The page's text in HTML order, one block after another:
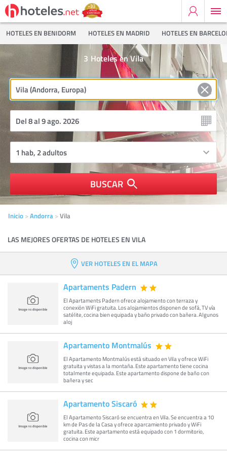
HOTELES EN BENIDORM HOTELES EN MADRID HOTELES EN
Hoteles en Vila
3
BUSCAR
Inicio Andorra Vila
LAS MEJORES OFERTAS DE HOTELES EN VILA
VER HOTELES EN EL MAPA
Apartaments Padern
El Apartaments Padern ofrece alojamiento con terraza y
conexión WiFi gratuita. Los alojamientos disponen de sofá, TV vía
satélite, cocina bien equipada y baño privado con bañera. Algunos
aloj
Apartamento Montmalús
El Apartamento Montmalús está situado en Vila y ofrece WiFi
gratuita y vistas a la montaña. Este apartamento tiene cocina
totalmente equipada. Este apartamento dispone de baño con
bañera y sec
Apartamento Siscaró
El Apartamento Siscaró se encuentra en Vila. Se encuentra a 10
km de Pas de la Casa y ofrece aparcamiento privado y WiFi
gratuita. Este apartamento está equipado con 1 dormitorio,
cocina con micr